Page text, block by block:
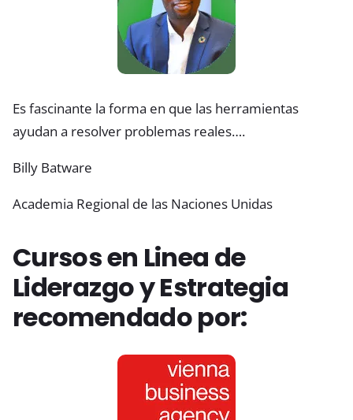
Es fascinante la forma en que las herramientas
ayudan a resolver problemas reales….
Billy Batware
Academia Regional de las Naciones Unidas
Cursos en Linea de
Liderazgo y Estrategia
recomendado por: